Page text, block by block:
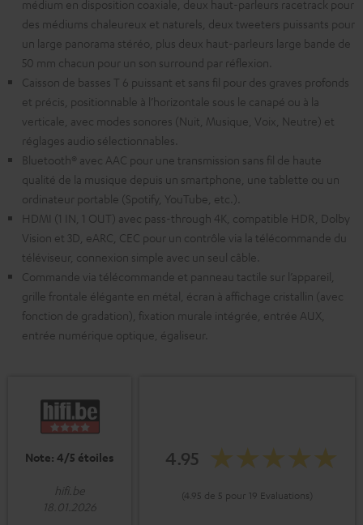
médium en disposition coaxiale, deux haut-parleurs racetrack pour
des médiums chaleureux et naturels, deux tweeters puissants pour
un large panorama stéréo, plus deux haut-parleurs large bande de
50 mm chacun pour un son surround par réflexion.
Caisson de basses T 6 puissant et sans fil pour des graves profonds
et précis, positionnable à l’horizontale sous le canapé ou à la
verticale, avec modes sonores (Nuit, Musique, Voix, Neutre) et
réglages audio sélectionnables.
Bluetooth® avec AAC pour une transmission sans fil de haute
qualité de la musique depuis un smartphone, une tablette ou un
ordinateur portable (Spotify, YouTube, etc.).
HDMI (1 IN, 1 OUT) avec pass-through 4K, compatible HDR, Dolby
Vision et 3D, eARC, CEC pour un contrôle via la télécommande du
téléviseur, connexion simple avec un seul câble.
Commande via télécommande et panneau tactile sur l’appareil,
grille frontale élégante en métal, écran à affichage cristallin (avec
fonction de gradation), fixation murale intégrée, entrée AUX,
entrée numérique optique, égaliseur.
Note: 4/5 étoiles
hifi.be
18.01.2026
4.95
(4.95 de 5 pour 19 Evaluations)